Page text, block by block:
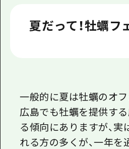
ガイドブック
メディア掲載
フォトダウン
関連リンク
夏だって！牡蠣フ
一般的に夏は牡蠣のオフ
広島でも牡蠣を提供す
る傾向にありますが、
れる方の多くが、一年を